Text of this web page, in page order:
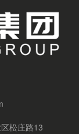
松庄路13